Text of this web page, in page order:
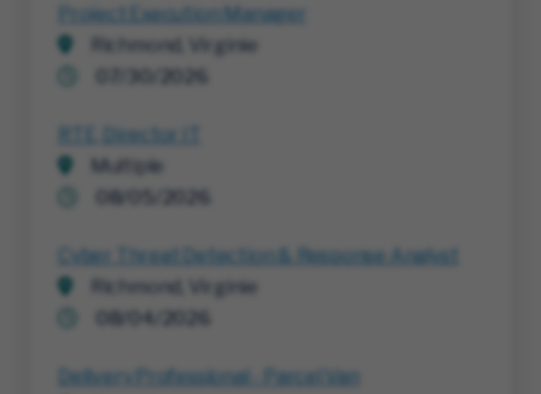
Project Execution Manager
Richmond, Virginie
RTE, Director IT
Multiple
08/05/2026
Cyber Threat Detection & Response Analyst
Richmond, Virginie
08/04/2026
Delivery Professional - Parcel Van